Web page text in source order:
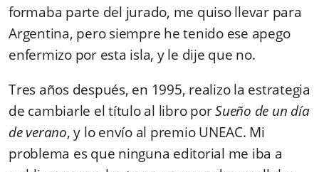
formaba parte del jurado, me quiso llevar para
Argentina, pero siempre he tenido ese apego
enfermizo por esta isla, y le dije que no.
Tres años después, en 1995, realizo la estrategia
de cambiarle el título al libro porSueño de un día
de verano, y lo envío al premio UNEAC. Mi
problema es que ninguna editorial me iba a